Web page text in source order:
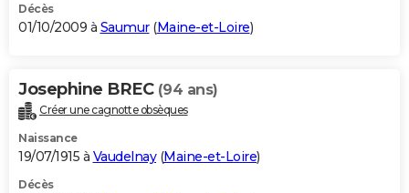
Décès
01/10/2009 à Saumur(Maine-et-Loire)
Josephine BREC (94 ans)
Créer une cagnotte obsèques
Naissance
19/07/1915 à Vaudelnay(Maine-et-Loire)
Décès